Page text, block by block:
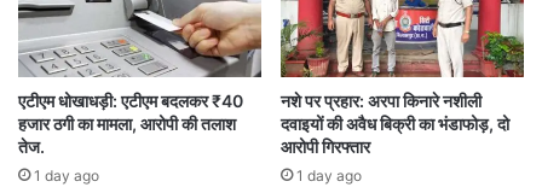
छत्तीसगढ़ इस अभियान में लगातार अपनी हिस्सेदारी बढ़ा रहा
है।
राज्य में सौर ऊर्जा से मिल रहा बड़ा लाभ
छत्तीसगढ़ में अब तक 12,500 से ज्यादा घरों में सोलर पैनल
एटीएम धोखाधड़ी: एटीएम बदलकर ₹40
हजार ठगी का मामला, आरोपी की तलाश
तेज.
1 day ago
नशे पर प्रहार: अरपा किनारे नशीली
दवाइयों की अवैध बिक्री का भंडाफोड़, दो
आरोपी गिरफ्तार
1 day ago